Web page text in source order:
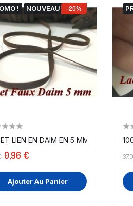
FINITIONS...
! NOUVEAU -20%
0,96 €
Ajouter Au Panier